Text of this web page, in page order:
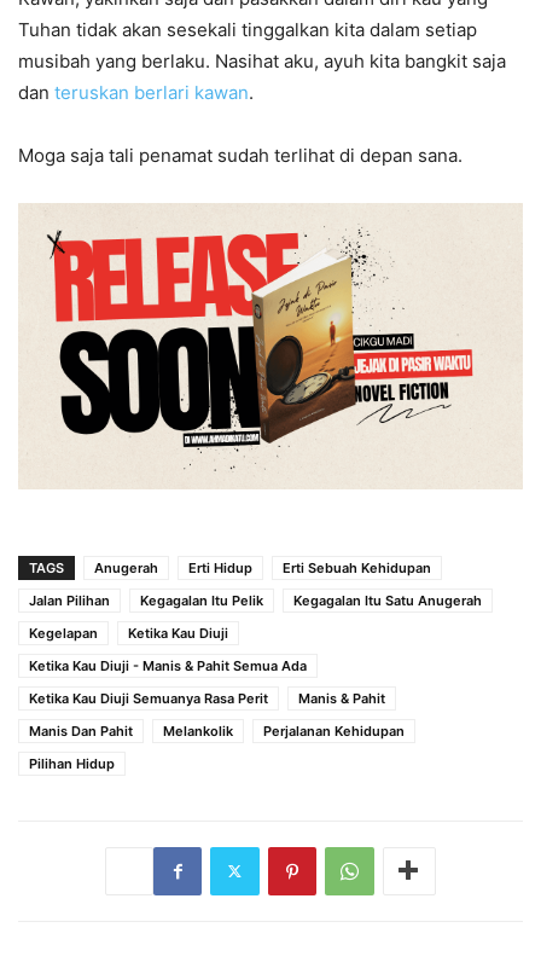
Tuhan tidak akan sesekali tinggalkan kita dalam setiap
musibah yang berlaku. Nasihat aku, ayuh kita bangkit saja
dan teruskan berlari kawan.
Moga saja tali penamat sudah terlihat di depan sana.
TAGS Anugerah Erti Hidup
Erti Sebuah Kehidupan
Jalan Pilihan
Kegagalan Itu Pelik
Kegagalan Itu Satu Anugerah
Kegelapan
Ketika Kau Diuji
Ketika Kau Diuji - Manis & Pahit Semua Ada
Ketika Kau Diuji Semuanya Rasa Perit
Manis & Pahit
Manis Dan Pahit
Melankolik
Perjalanan Kehidupan
Pilihan Hidup